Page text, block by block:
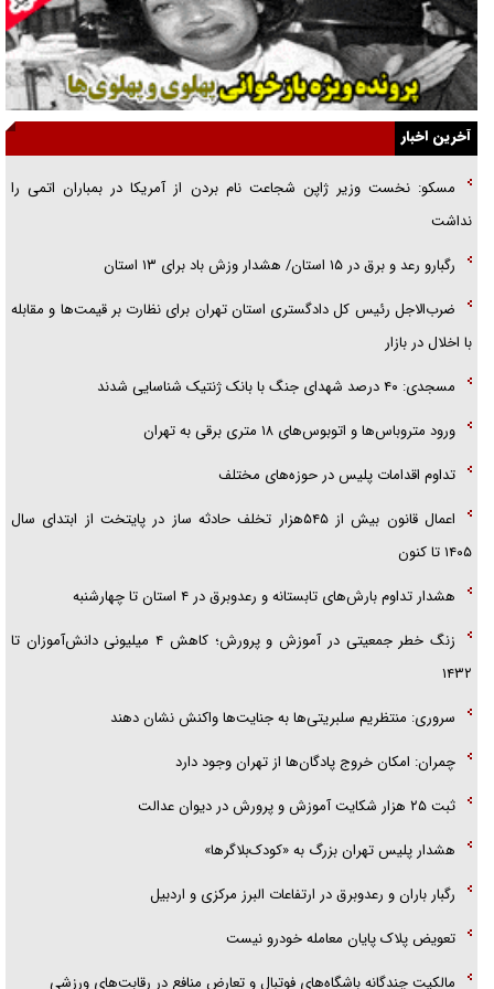
نسلی که آنلاین الگو می‌گیرد
گفت‌وگو با آیت‌الله جاودان/ جفای مخالفان مکانت معنوی رهبر شهید را
ارتقا می‌داد
راننده مست به قانون می‌خندد
همه آقای دوربینی شده‌ایم!
آخرین اخبار
مسکو: نخست وزیر ژاپن شجاعت نام بردن از آمریکا در بمباران اتمی را
نداشت
رگبارو رعد و برق در ۱۵ استان/ هشدار وزش باد برای ۱۳ استان‌
ضرب‌الاجل رئیس کل دادگستری استان تهران برای نظارت بر قیمت‌ها و مقابله
با اخلال در بازار
مسجدی: ۴۰ درصد شهدای جنگ با بانک ژنتیک شناسایی شدند
ورود متروباس‌ها و اتوبوس‌های ۱۸ متری برقی به تهران
تداوم اقدامات پلیس در حوزه‌های مختلف
اعمال قانون بیش از ۵۴۵هزار تخلف حادثه ساز در پایتخت از ابتدای سال
۱۴۰۵ تا کنون
هشدار تداوم بارش‌های تابستانه و رعدوبرق در ۴ استان تا چهارشنبه
زنگ خطر جمعیتی در آموزش و پرورش؛ کاهش ۴ میلیونی دانش‌آموزان تا
۱۴۳۲
سروری: منتظریم سلبریتی‌ها به جنایت‌ها واکنش نشان دهند
چمران: امکان خروج پادگان‌ها از تهران وجود دارد
ثبت ۲۵ هزار شکایت آموزش و پرورش در دیوان عدالت
هشدار پلیس تهران بزرگ به «کودک‌بلاگرها»
رگبار باران و رعدوبرق در ارتفاعات البرز مرکزی و اردبیل
تعویض پلاک پایان معامله خودرو نیست
مالکیت چندگانه باشگاه‌های فوتبال و تعارض منافع در رقابت‌های ورزشی